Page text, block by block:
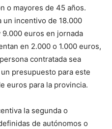
o mayores de 45 años.
un incentivo de 18.000
euros en jornada
en 2.000 o 1.000 euros,
contratada sea
presupuesto para este
euros para la provincia.
la segunda o
de autónomos o